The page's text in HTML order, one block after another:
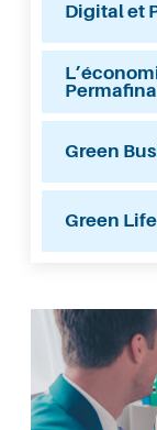
Digital et
Green
Green